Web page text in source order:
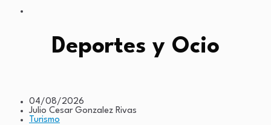
Deportes y Ocio
04/08/2026
Julio Cesar Gonzalez Rivas
Turismo